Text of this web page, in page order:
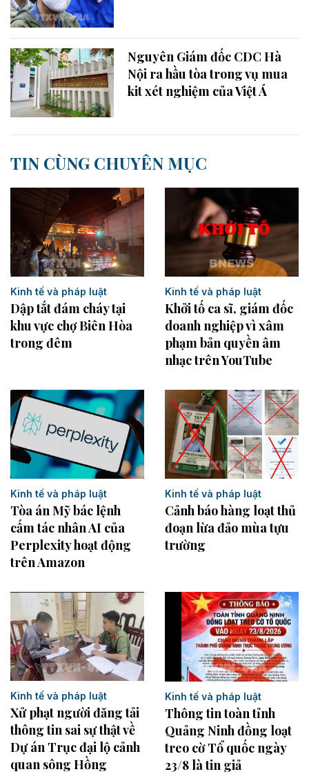
Nguyên Giám đốc CDC Hà
Nội ra hầu tòa trong vụ mua
kit xét nghiệm của Việt Á
TIN CÙNG CHUYÊN MỤC
Kinh tế và pháp luật
Dập tắt đám cháy tại
khu vực chợ Biên Hòa
trong đêm
Kinh tế và pháp luật
Khởi tố ca sĩ, giám đốc
doanh nghiệp vì xâm
phạm bản quyền âm
nhạc trên YouTube
Kinh tế và pháp luật
Tòa án Mỹ bác lệnh
cấm tác nhân AI của
Perplexity hoạt động
trên Amazon
Kinh tế và pháp luật
Cảnh báo hàng loạt thủ
đoạn lừa đảo mùa tựu
trường
Kinh tế và pháp luật
Xử phạt người đăng tải
thông tin sai sự thật về
Dự án Trục đại lộ cảnh
quan sông Hồng
Kinh tế và pháp luật
Thông tin toàn tỉnh
Quảng Ninh đồng loạt
treo cờ Tổ quốc ngày
23/8 là tin giả